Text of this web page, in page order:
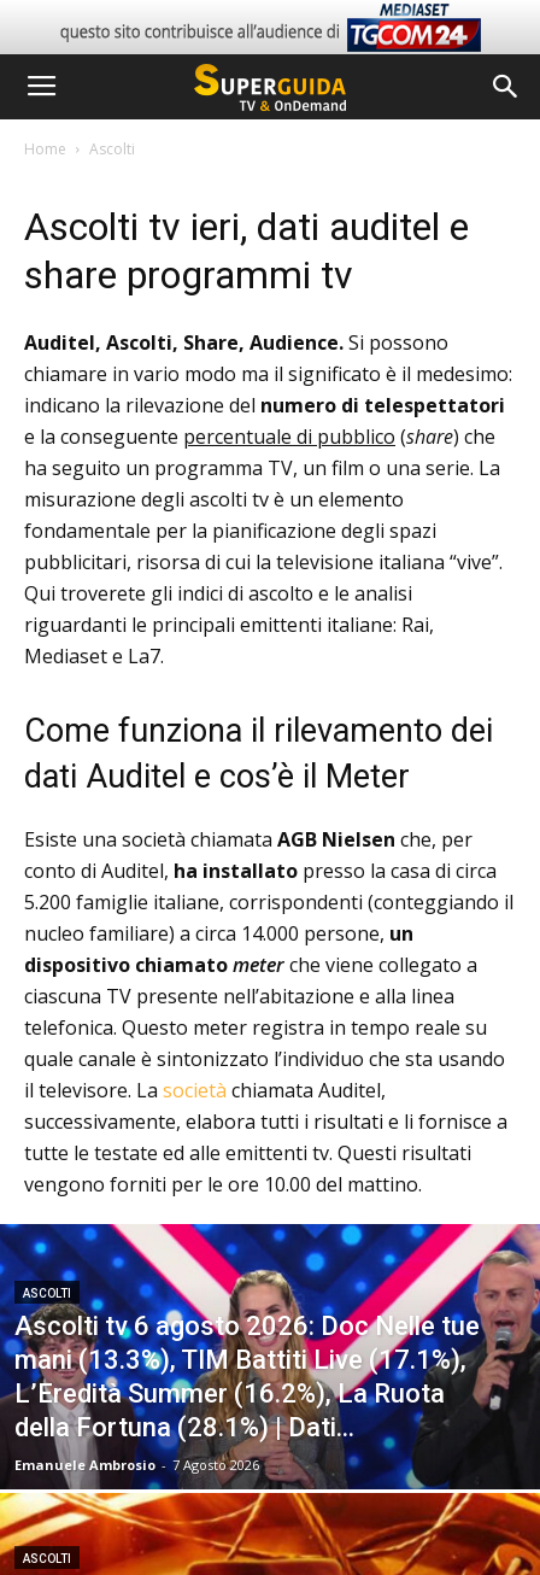
Home Ascolti
Ascolti tv ieri, dati auditel e
share programmi tv
Auditel, Ascolti, Share, Audience.Si possono
chiamare in vario modo ma il significato è il medesimo:
indicano la rilevazione del numero di telespettatori
e la conseguente percentuale di pubblico (share) che
ha seguito un programma TV, un film o una serie. La
misurazione degli ascolti tv è un elemento
fondamentale per la pianificazione degli spazi
pubblicitari, risorsa di cui la televisione italiana “vive”.
Qui troverete gli indici di ascolto e le analisi
riguardanti le principali emittenti italiane: Rai,
Mediaset e La7.
Come funziona il rilevamento dei
dati Auditel e cos’è il Meter
Esiste una società chiamata AGB Nielsen che, per
conto di Auditel, ha installato presso la casa di circa
5.200 famiglie italiane, corrispondenti (conteggiando il
nucleo familiare) a circa 14.000 persone, un
dispositivo chiamatometerche viene collegato a
ciascuna TV presente nell’abitazione e alla linea
telefonica. Questo meter registra in tempo reale su
quale canale è sintonizzato l’individuo che sta usando
il televisore. La società chiamata Auditel,
successivamente, elabora tutti i risultati e li fornisce a
tutte le testate ed alle emittenti tv. Questi risultati
vengono forniti per le ore 10.00 del mattino.
ASCOLTI
Ascolti tv 6 agosto 2026: Doc Nelle tue
mani (13.3%), TIM Battiti Live (17.1%),
L’Eredità Summer (16.2%), La Ruota
della Fortuna (28.1%) | Dati...
Emanuele Ambrosio - 7 Agosto 2026
ASCOLTI